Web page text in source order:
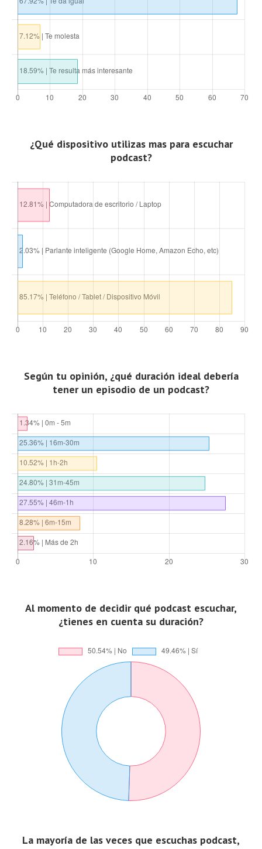
¿Qué dispositivo utilizas mas para escuchar
podcast?
Según tu opinión, ¿qué duración ideal debería
tener un episodio de un podcast?
Al momento de decidir qué podcast escuchar,
¿tienes en cuenta su duración?
La mayoría de las veces que escuchas podcast,